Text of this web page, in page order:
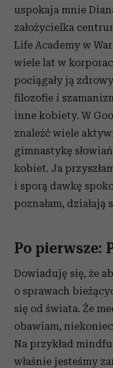
uspokaja mnie
założycielka
Life Academy w
wiele lat w
pociągały ją
filozofie i
inne kobiety. W
znaleźć wiele
gimnastykę
kobiet. Ja
i sporą dawkę
poznałam,
Po pierwsze:
Dowiaduję się, że
o sprawach
się od świata. Że
obawiam,
Na przykład
właśnie jesteśmy